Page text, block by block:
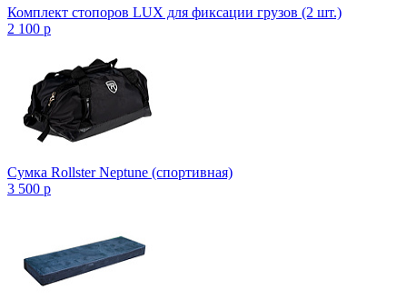
Комплект стопоров LUX для фиксации грузов (2 шт.)
2 100 p
Сумка Rollster Neptune (спортивная)
3 500 p